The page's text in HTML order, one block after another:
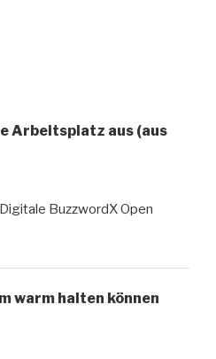
Arbeitsplatz aus (aus
BuzzwordX Open
warm halten können